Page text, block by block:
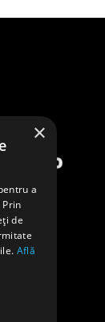
×
a
de
Află